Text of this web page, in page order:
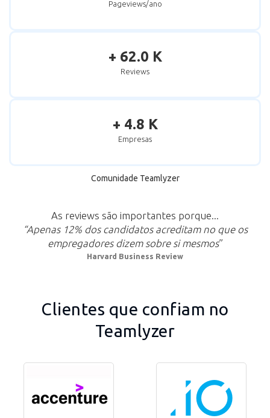
Pageviews/ano
+ 62.0 K
Reviews
+ 4.8 K
Empresas
Comunidade Teamlyzer
As reviews são importantes porque...
“Apenas 12% dos candidatos acreditam no que os
empregadores dizem sobre si mesmos”
Harvard Business Review
Clientes que confiam no
Teamlyzer